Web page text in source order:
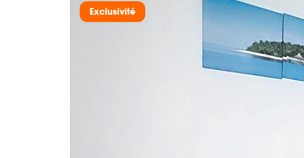
Exclusivité